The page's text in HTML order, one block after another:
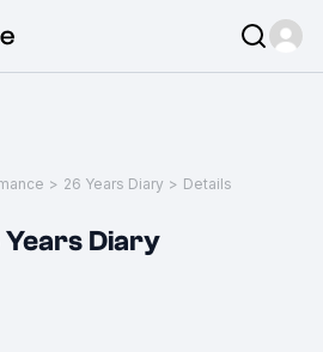
> 26 Years Diary > Details
Diary